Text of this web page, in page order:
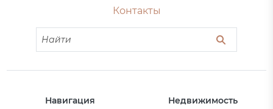
Контакты
Навигация Недвижимость